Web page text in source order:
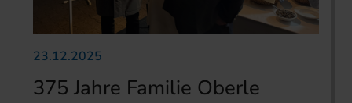
23.12.2025
375 Jahre Familie Oberle